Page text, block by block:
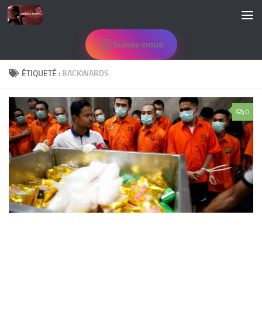
Skip to content
Suivez-nous
ÉTIQUETÉ : BACKWARDS
0